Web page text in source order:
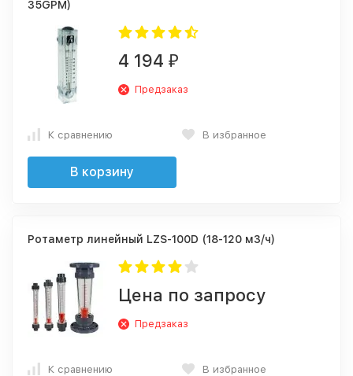
35GPM)
4 194 ₽
Предзаказ
К сравнению В избранное
В корзину
Ротаметр линейный LZS-100D (18-120 м3/ч)
Цена по запросу
Предзаказ
К сравнению В избранное